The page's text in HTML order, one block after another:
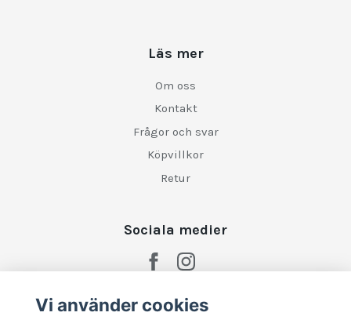
Läs mer
Om oss
Kontakt
Frågor och svar
Köpvillkor
Retur
Sociala medier
Vi använder cookies